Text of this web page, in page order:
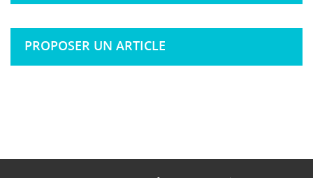
PROPOSER UN ARTICLE